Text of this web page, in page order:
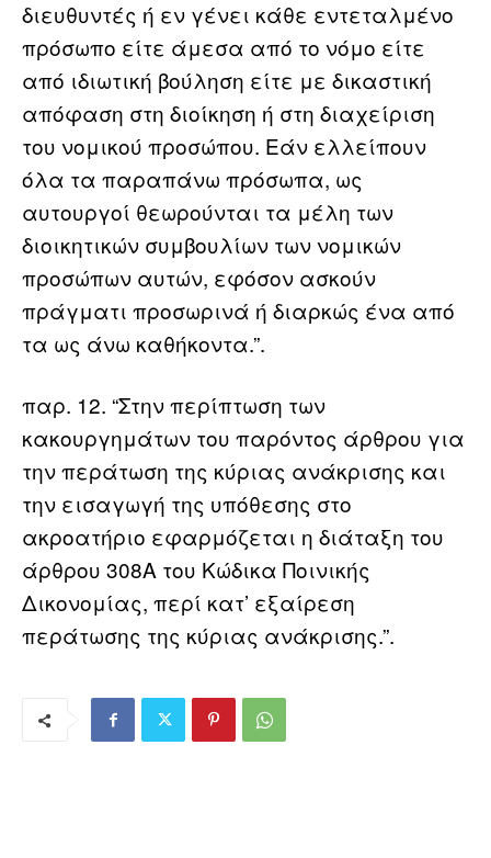
διευθυντές ή εν γένει κάθε εντεταλμένο
πρόσωπο είτε άμεσα από το νόμο είτε
από ιδιωτική βούληση είτε με δικαστική
απόφαση στη διοίκηση ή στη διαχείριση
του νομικού προσώπου. Εάν ελλείπουν
όλα τα παραπάνω πρόσωπα, ως
αυτουργοί θεωρούνται τα μέλη των
διοικητικών συμβουλίων των νομικών
προσώπων αυτών, εφόσον ασκούν
πράγματι προσωρινά ή διαρκώς ένα από
τα ως άνω καθήκοντα.”.
παρ. 12. “Στην περίπτωση των
κακουργημάτων του παρόντος άρθρου για
την περάτωση της κύριας ανάκρισης και
την εισαγωγή της υπόθεσης στο
ακροατήριο εφαρμόζεται η διάταξη του
άρθρου 308Α του Κώδικα Ποινικής
Δικονομίας, περί κατ’ εξαίρεση
περάτωσης της κύριας ανάκρισης.”.